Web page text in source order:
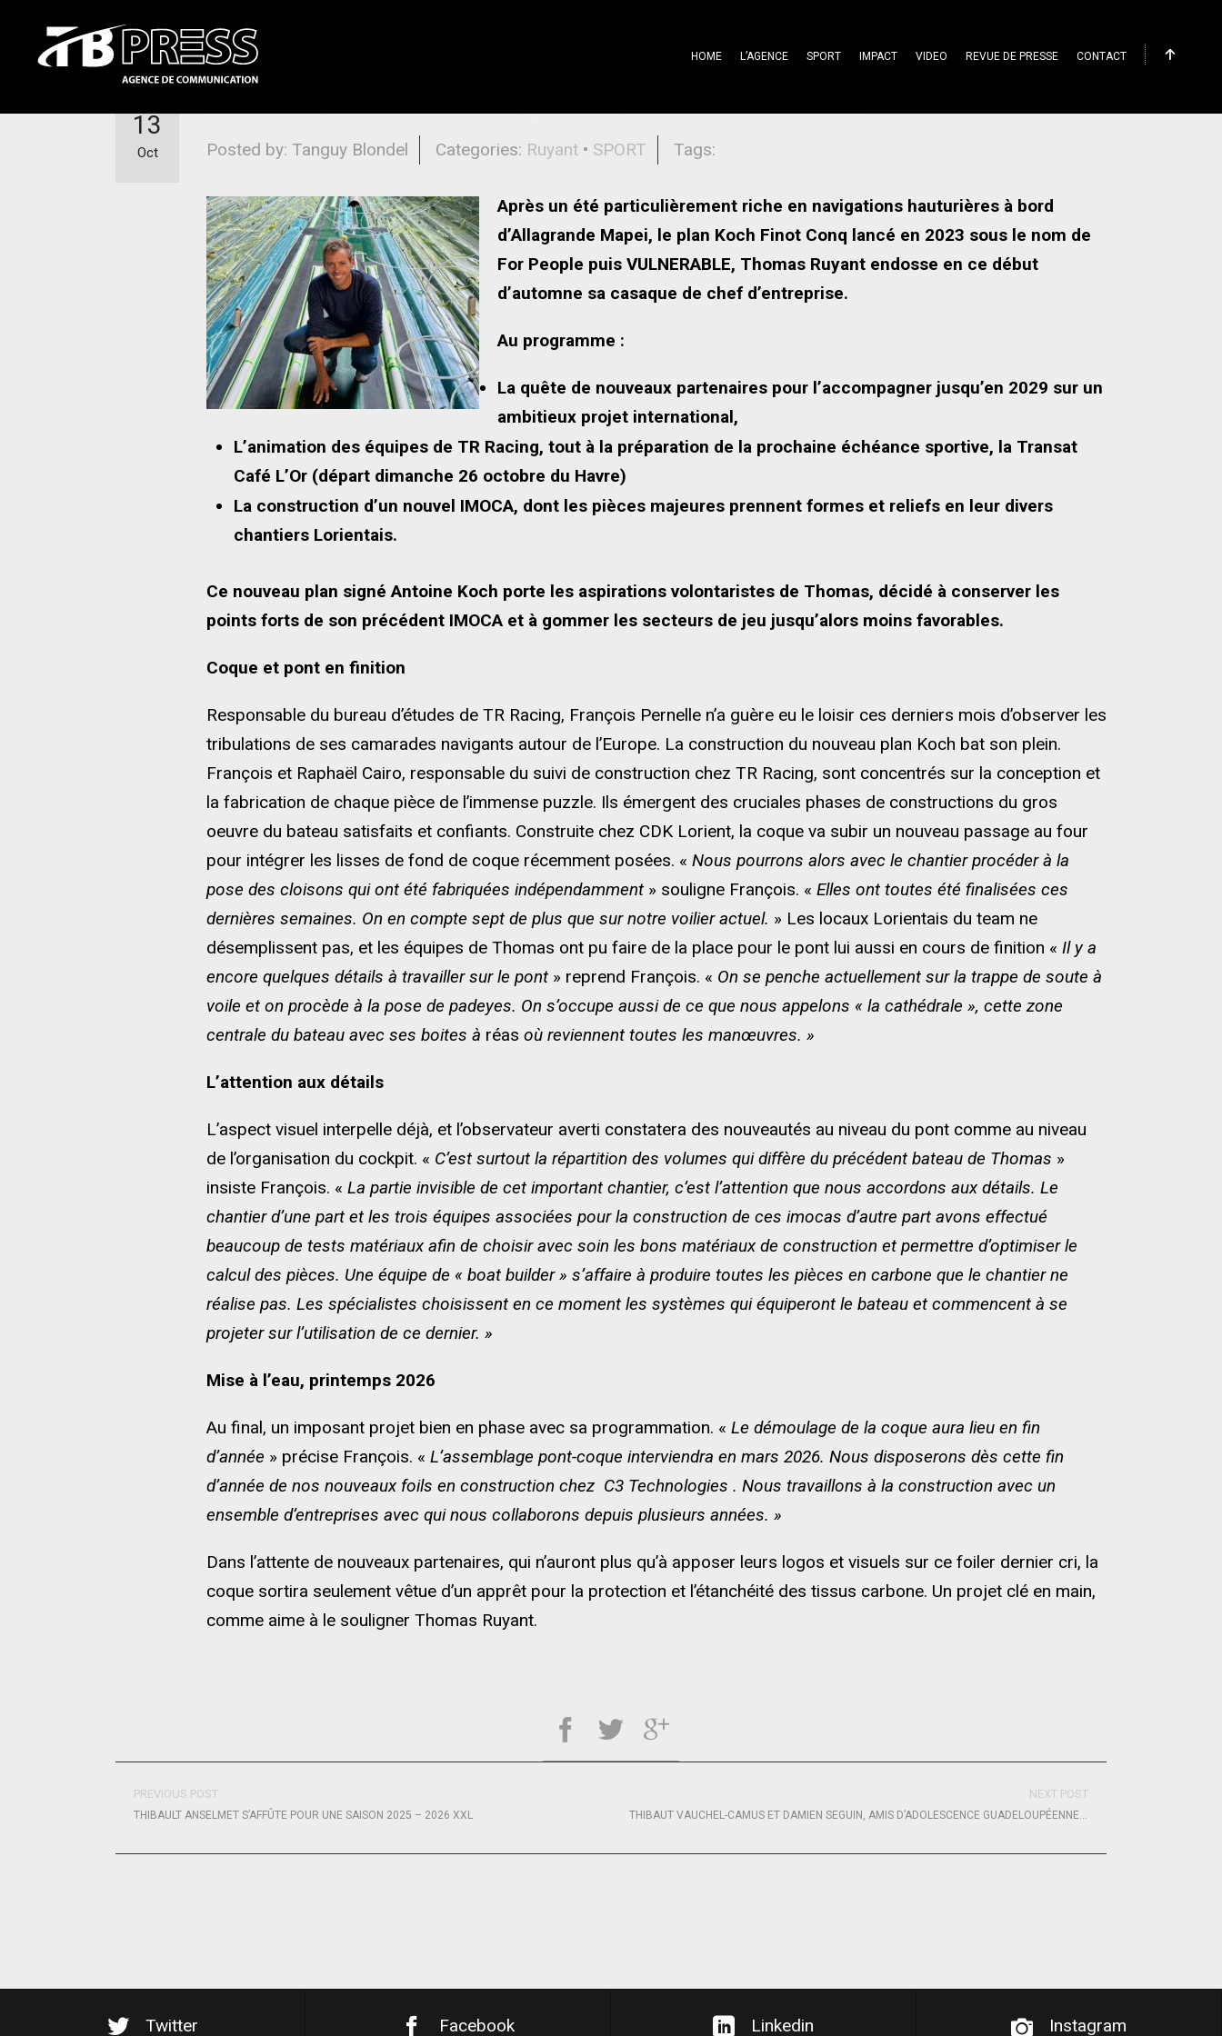
HOME L’AGENCE SPORT IMPACT VIDEO REVUE DE PRESSE CONTACT
Préserver nos points forts, gommer nos insuffisances…..
Posted by: Tanguy Blondel Categories: Ruyant • SPORT Tags:
13
Oct
Après un été particulièrement riche en navigations hauturières à bord
d’Allagrande Mapei, le plan Koch Finot Conq lancé en 2023 sous le nom de
For People puis VULNERABLE, Thomas Ruyant endosse en ce début
d’automne sa casaque de chef d’entreprise.
Au programme :
La quête de nouveaux partenaires pour l’accompagner jusqu’en 2029 sur un
ambitieux projet international,
L’animation des équipes de TR Racing, tout à la préparation de la prochaine échéance sportive, la Transat
Café L’Or (départ dimanche 26 octobre du Havre)
La construction d’un nouvel IMOCA, dont les pièces majeures prennent formes et reliefs en leur divers
chantiers Lorientais.
Ce nouveau plan signé Antoine Koch porte les aspirations volontaristes de Thomas, décidé à conserver les
points forts de son précédent IMOCA et à gommer les secteurs de jeu jusqu’alors moins favorables.
Coque et pont en finition
Responsable du bureau d’études de TR Racing, François Pernelle n’a guère eu le loisir ces derniers mois d’observer les
tribulations de ses camarades navigants autour de l’Europe. La construction du nouveau plan Koch bat son plein.
François et Raphaël Cairo, responsable du suivi de construction chez TR Racing, sont concentrés sur la conception et
la fabrication de chaque pièce de l’immense puzzle. Ils émergent des cruciales phases de constructions du gros
oeuvre du bateau satisfaits et confiants. Construite chez CDK Lorient, la coque va subir un nouveau passage au four
pour intégrer les lisses de fond de coque récemment posées. « Nous pourrons alors avec le chantier procéder à la
pose des cloisons qui ont été fabriquées indépendamment » souligne François. « Elles ont toutes été finalisées ces
dernières semaines. On en compte sept de plus que sur notre voilier actuel. » Les locaux Lorientais du team ne
désemplissent pas, et les équipes de Thomas ont pu faire de la place pour le pont lui aussi en cours de finition « Il y a
encore quelques détails à travailler sur le pont » reprend François. « On se penche actuellement sur la trappe de soute à
voile et on procède à la pose de padeyes. On s’occupe aussi de ce que nous appelons « la cathédrale », cette zone
centrale du bateau avec ses boites à réas où reviennent toutes les manœuvres. »
L’attention aux détails
L’aspect visuel interpelle déjà, et l’observateur averti constatera des nouveautés au niveau du pont comme au niveau
de l’organisation du cockpit. « C’est surtout la répartition des volumes qui diffère du précédent bateau de Thomas »
insiste François. « La partie invisible de cet important chantier, c’est l’attention que nous accordons aux détails. Le
chantier d’une part et les trois équipes associées pour la construction de ces imocas d’autre part avons effectué
beaucoup de tests matériaux afin de choisir avec soin les bons matériaux de construction et permettre d’optimiser le
calcul des pièces. Une équipe de « boat builder » s’affaire à produire toutes les pièces en carbone que le chantier ne
réalise pas. Les spécialistes choisissent en ce moment les systèmes qui équiperont le bateau et commencent à se
projeter sur l’utilisation de ce dernier. »
Mise à l’eau, printemps 2026
Au final, un imposant projet bien en phase avec sa programmation. « Le démoulage de la coque aura lieu en fin
d’année » précise François. « L’assemblage pont-coque interviendra en mars 2026. Nous disposerons dès cette fin
d’année de nos nouveaux foils en construction chez C3 Technologies . Nous travaillons à la construction avec un
ensemble d’entreprises avec qui nous collaborons depuis plusieurs années. »
Dans l’attente de nouveaux partenaires, qui n’auront plus qu’à apposer leurs logos et visuels sur ce foiler dernier cri, la
coque sortira seulement vêtue d’un apprêt pour la protection et l’étanchéité des tissus carbone. Un projet clé en main,
comme aime à le souligner Thomas Ruyant.
PREVIOUS POST
THIBAULT ANSELMET S’AFFÛTE POUR UNE SAISON 2025 – 2026 XXL
NEXT POST
THIBAUT VAUCHEL-CAMUS ET DAMIEN SEGUIN, AMIS D’ADOLESCENCE GUADELOUPÉENNE, AU DÉPART DE LA TRANSAT CAFÉ L’OR
Twitter Facebook Linkedin Instagram